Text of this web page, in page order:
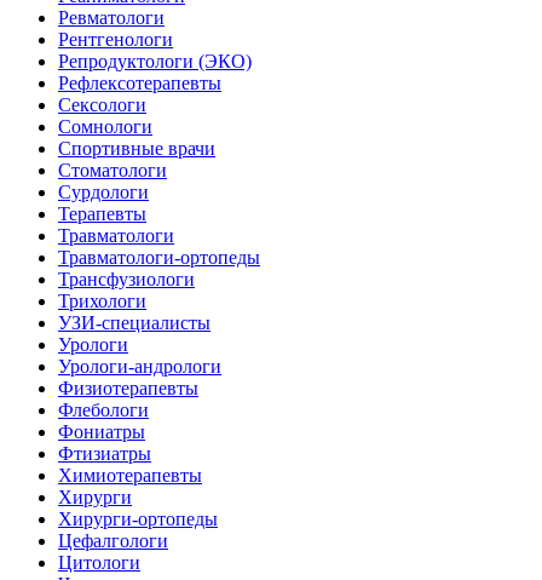
Ревматологи
Рентгенологи
Репродуктологи (ЭКО)
Рефлексотерапевты
Сексологи
Сомнологи
Спортивные врачи
Стоматологи
Сурдологи
Терапевты
Травматологи
Травматологи-ортопеды
Трансфузиологи
Трихологи
УЗИ-специалисты
Урологи
Урологи-андрологи
Физиотерапевты
Флебологи
Фониатры
Фтизиатры
Химиотерапевты
Хирурги
Хирурги-ортопеды
Цефалгологи
Цитологи